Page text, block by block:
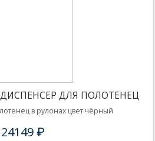
ДИСПЕНСЕР ДЛЯ ПОЛОТЕНЕЦ
в рулонах цвет чёрный
24149 ₽